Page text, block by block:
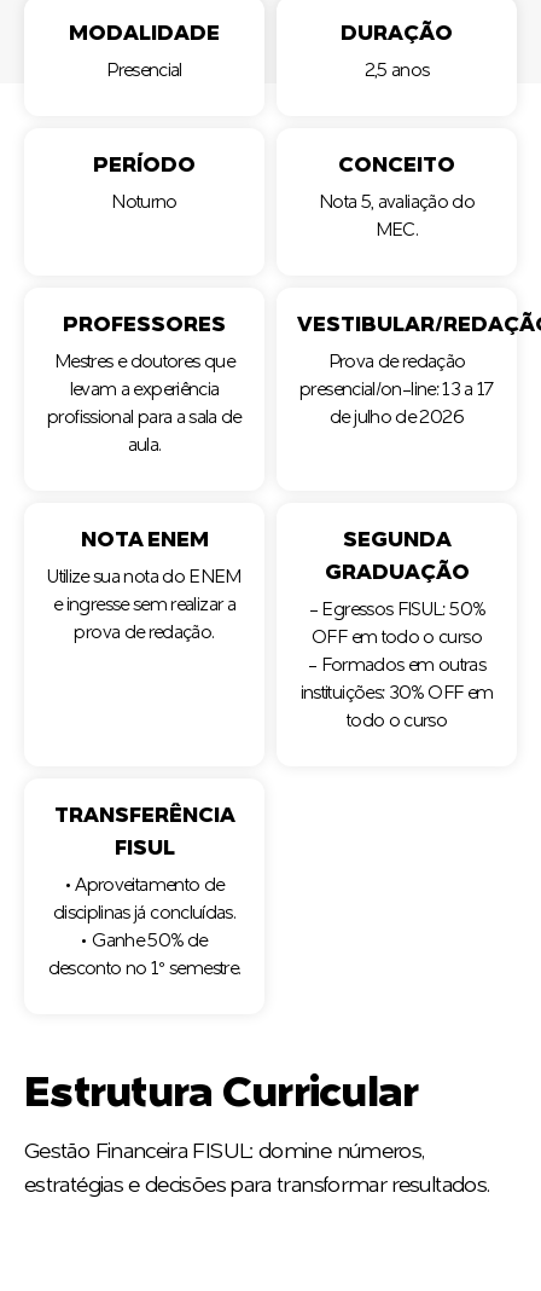
MODALIDADE
Presencial
DURAÇÃO
2,5 anos
PERÍODO
Noturno
CONCEITO
Nota 5, avaliação do
MEC.
PROFESSORES
Mestres e doutores que
levam a experiência
profissional para a sala de
aula.
VESTIBULAR/
Prova de redação
presencial/on-line: 13 a 17
de julho de 2026
NOTA ENEM
Utilize sua nota do ENEM
e ingresse sem realizar a
prova de redação.
SEGUNDA
GRADUAÇÃO
- Egressos FISUL: 50%
OFF em todo o curso
- Formados em outras
instituições: 30% OFF em
todo o curso
TRANSFERÊNCIA
FISUL
• Aproveitamento de
disciplinas já concluídas.
• Ganhe 50% de
desconto no 1º semestre.
Estrutura Curricular
Gestão Financeira FISUL: domine números,
estratégias e decisões para transformar resultados.